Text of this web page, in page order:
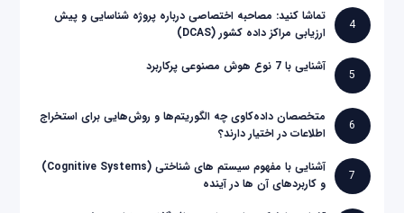
4
تماشا کنید: مصاحبه اختصاصی درباره پروژه شناسایی و پیش
ارزیابی مراکز داده کشور (DCAS)
5
آشنایی با 7 نوع هوش مصنوعی پرکاربرد
6
متخصصان داده‌کاوی چه الگوریتم‌ها و روش‌هایی برای استخراج
اطلاعات در اختیار دارند؟
7
آشنایی با مفهوم سیستم های شناختی (Cognitive Systems)
و کاربردهای آن ها در آینده